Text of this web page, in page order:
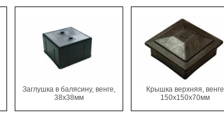
Заглушка в балясину, венге,
38х38мм
Крышка верхняя, венге
150х150х70мм